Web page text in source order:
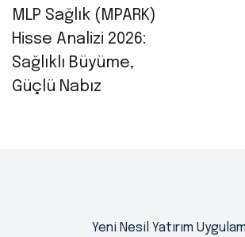
MLP Sağlık (MPARK)
Hisse Analizi 2026:
Sağlıklı Büyüme,
Güçlü Nabız
Yeni Nesil Yatırım